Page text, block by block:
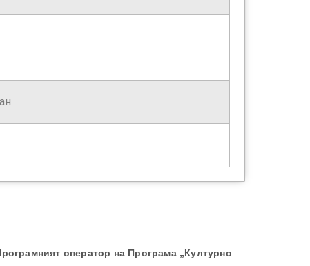
оператор на Програма „Културно